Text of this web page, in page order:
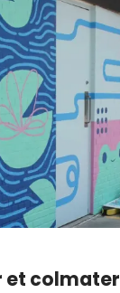
et colmater